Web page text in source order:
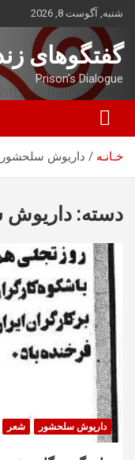
بروید
شنبه, آگوست 8, 2026
گفتگوهای
Prison's Dialogue
خـانـه داریوش سلحشور
دسته: داریوش
داریوش سلحشور شعر